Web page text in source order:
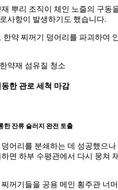
뿌리 조직이 체인 노즐의 구동
사항이 발생하기도 했습니다.
약 찌꺼기 덩어리를 파괴하여
약재 섬유질 청소
한 관로 세척 마감
한 잔류 슬러지 완전 토출
어리를 분쇄하는 데 성공했으나
면 하부 수평관에서 다시 뭉쳐
꺼기들을 공용 메인 횡주관 너머